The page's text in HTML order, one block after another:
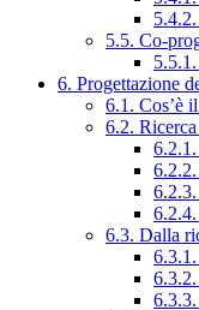
5.5. Co-
6. Progettazione
6.1. Cos’è
6.2.
6.3. Dalla